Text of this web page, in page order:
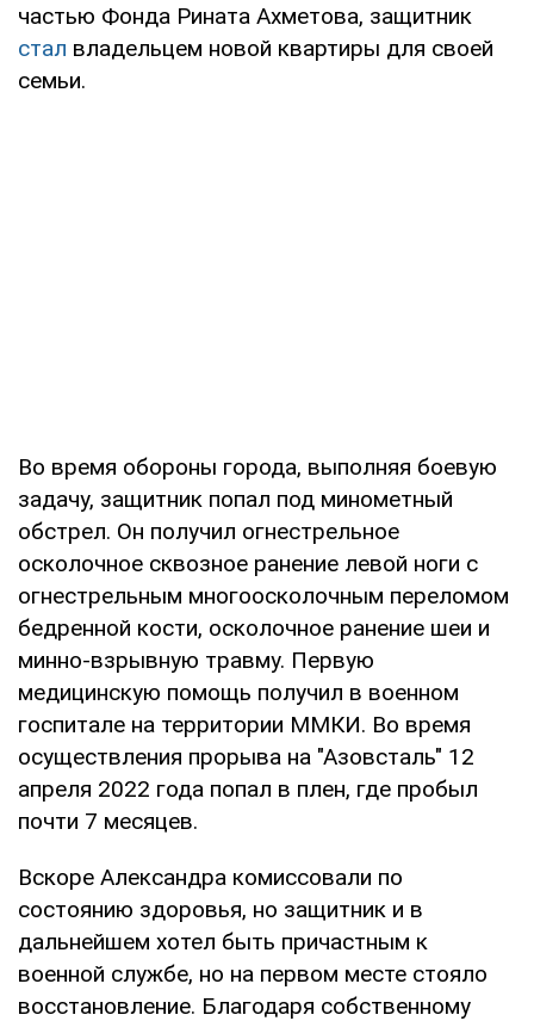
частью Фонда Рината Ахметова, защитник
стал владельцем новой квартиры для своей
семьи.
Во время обороны города, выполняя боевую
задачу, защитник попал под минометный
обстрел. Он получил огнестрельное
осколочное сквозное ранение левой ноги с
огнестрельным многоосколочным переломом
бедренной кости, осколочное ранение шеи и
минно-взрывную травму. Первую
медицинскую помощь получил в военном
госпитале на территории ММКИ. Во время
осуществления прорыва на "Азовсталь" 12
апреля 2022 года попал в плен, где пробыл
почти 7 месяцев.
Вскоре Александра комиссовали по
состоянию здоровья, но защитник и в
дальнейшем хотел быть причастным к
военной службе, но на первом месте стояло
восстановление. Благодаря собственному